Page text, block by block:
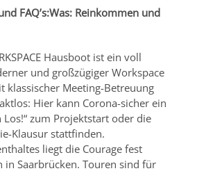
FAQ’s:Was: Reinkommen und
Hausboot ist ein voll
und großzügiger Workspace
klassischer Meeting-Betreuung
Hier kann Corona-sicher ein
Los!“ zum Projektstart oder die
Klausur stattfinden.
liegt die Courage fest
Saarbrücken. Touren sind für